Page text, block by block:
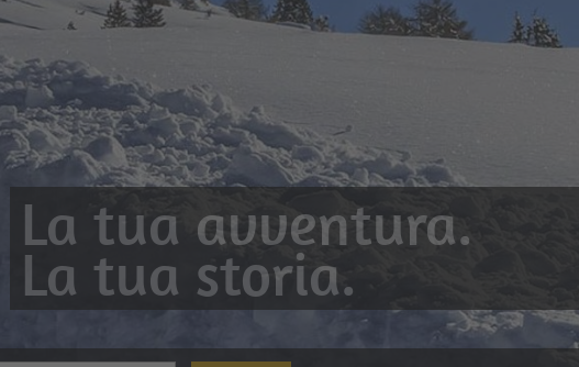
La tua avventura.
La tua storia.